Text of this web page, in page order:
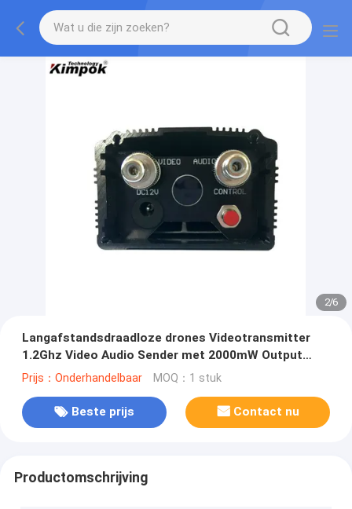
3/6
Langafstandsdraadloze drones Videotransmitter
1.2Ghz Video Audio Sender met 2000mW Output
Power en 2W Video Input
Prijs：Onderhandelbaar MOQ：1 stuk
Beste prijs Contact nu
Productomschrijving